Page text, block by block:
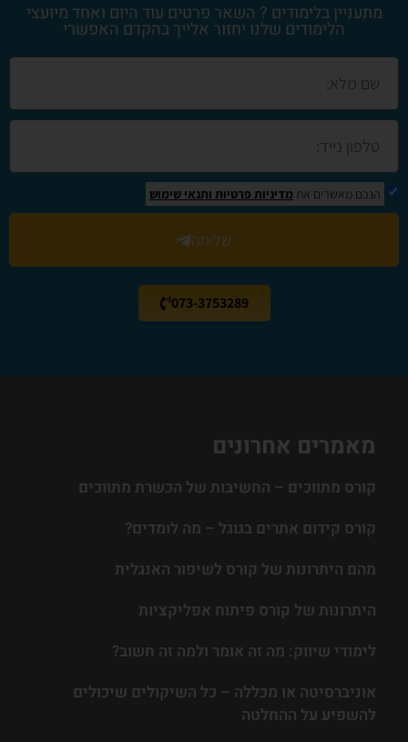
מתעניין בלימודים ? השאר פרטים עוד היום ואחד מיועצי
הלימודים שלנו יחזור אלייך בהקדם האפשרי
הנכם מאשרים את מדיניות פרטיות ותנאי שימוש
שליחה
073-3753289
מאמרים אחרונים
קורס מתווכים – החשיבות של הכשרת מתווכים
קורס קידום אתרים בגוגל – מה לומדים?
מהם היתרונות של קורס לשיפור האנגלית
היתרונות של קורס פיתוח אפליקציות
לימודי שיווק: מה זה אומר ולמה זה חשוב?
אוניברסיטה או מכללה – כל השיקולים שיכולים
להשפיע על ההחלטה